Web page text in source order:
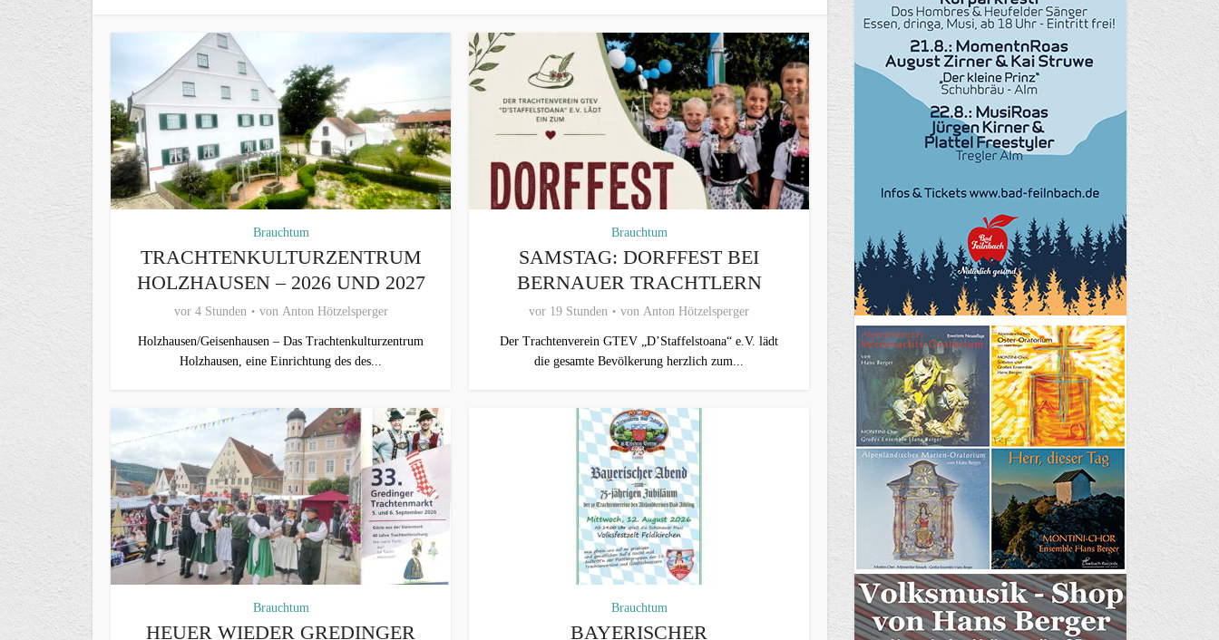
Brauchtum
TRACHTENKULTURZENTRUM
HOLZHAUSEN – 2026 UND 2027
vor 4 Stunden von Anton Hötzelsperger
Holzhausen/Geisenhausen – Das Trachtenkulturzentrum
Holzhausen, eine Einrichtung des des...
Brauchtum
SAMSTAG: DORFFEST BEI
BERNAUER TRACHTLERN
vor 19 Stunden von Anton Hötzelsperger
Der Trachtenverein GTEV „D’Staffelstoana“ e.V. lädt
die gesamte Bevölkerung herzlich zum...
Brauchtum
HEUER WIEDER GREDINGER
Brauchtum
BAYERISCHER